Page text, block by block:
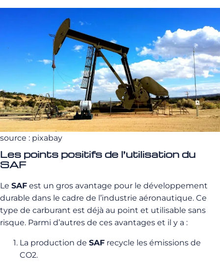
source : pixabay
Les points positifs de l’utilisation du
SAF
Le SAF est un gros avantage pour le développement
durable dans le cadre de l’industrie aéronautique. Ce
type de carburant est déjà au point et utilisable sans
risque. Parmi d’autres de ces avantages et il y a :
La production de SAF recycle les émissions de
CO2.